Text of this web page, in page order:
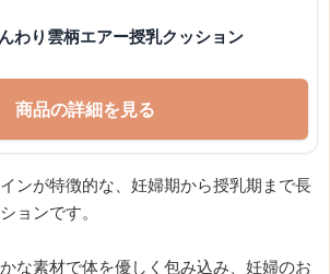
わり雲柄エアー授乳クッション
商品の詳細を見る
ンが特徴的な、妊婦期から授乳期まで長
ョンです。
な素材で体を優しく包み込み、妊婦のお